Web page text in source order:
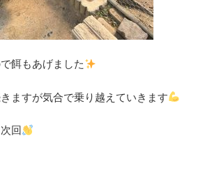
餌もあげました
ますが気合で乗り越えていきます
回